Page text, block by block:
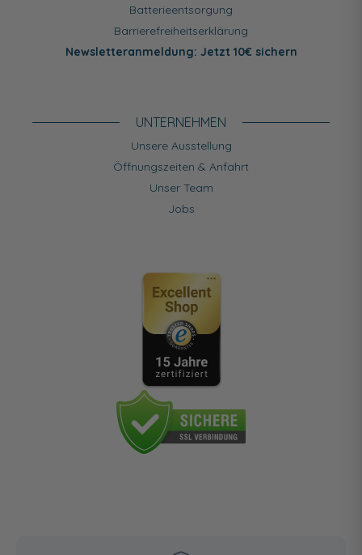
Batterieentsorgung
Barrierefreiheitserklärung
Newsletteranmeldung: Jetzt 10€ sichern
UNTERNEHMEN
Unsere Ausstellung
Öffnungszeiten & Anfahrt
Unser Team
Jobs